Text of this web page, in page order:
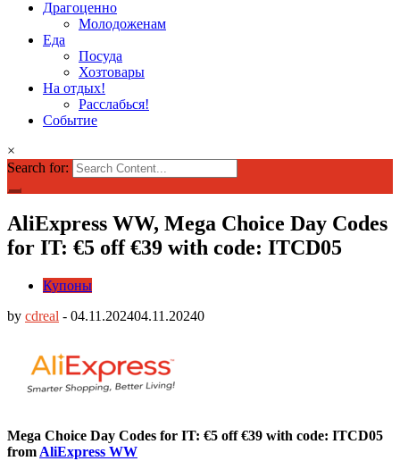
Драгоценно
Молодоженам
Еда
Посуда
Хозтовары
На отдых!
Расслабься!
Событие
×
Search for:
AliExpress WW, Mega Choice Day Codes
for IT: €5 off €39 with code: ITCD05
Купоны
by cdreal - 04.11.202404.11.20240
Mega Choice Day Codes for IT: €5 off €39 with code: ITCD05
from AliExpress WW